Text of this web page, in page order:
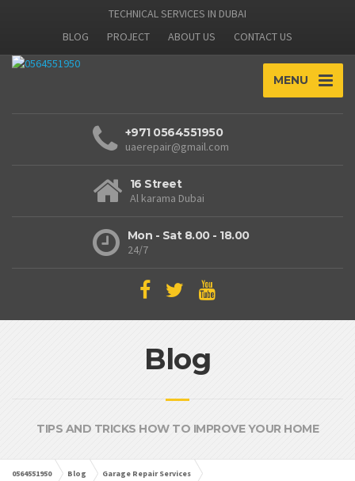
TECHNICAL SERVICES IN DUBAI
BLOG
PROJECT ABOUT US CONTACT US
MENU
+971 0564551950
uaerepair@gmail.com
16 Street
Al karama Dubai
Mon - Sat 8.00 - 18.00
24/7
Blog
TIPS AND TRICKS HOW TO IMPROVE YOUR HOME
0564551950 Blog Garage Repair Services